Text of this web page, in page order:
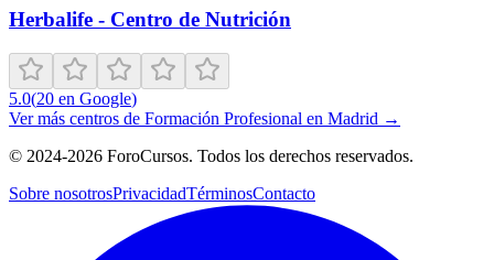
Herbalife - Centro de Nutrición
5.0(20 en Google)
Ver más centros de Formación Profesional en Madrid →
© 2024-2026 ForoCursos. Todos los derechos reservados.
Sobre nosotrosPrivacidadTérminosContacto